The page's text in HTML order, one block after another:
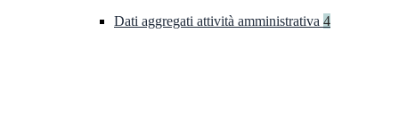
Dati aggregati attività amministrativa 4